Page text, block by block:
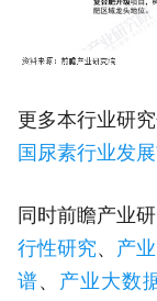
更多本行业研
国尿素行业发
同时前瞻产业
行性研究、 产
谱、 产业大数